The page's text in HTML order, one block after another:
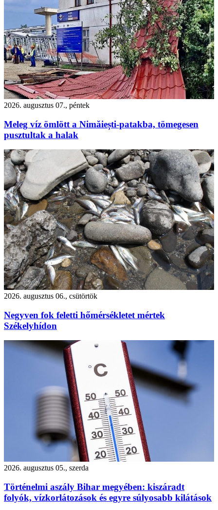
2026. augusztus 07., péntek
Meleg víz ömlött a Nimăiești-patakba, tömegesen
pusztultak a halak
2026. augusztus 06., csütörtök
Negyven fok feletti hőmérsékletet mértek
Székelyhídon
2026. augusztus 05., szerda
Történelmi aszály Bihar megyében: kiszáradt
folyók, vízkorlátozások és egyre súlyosabb kilátások